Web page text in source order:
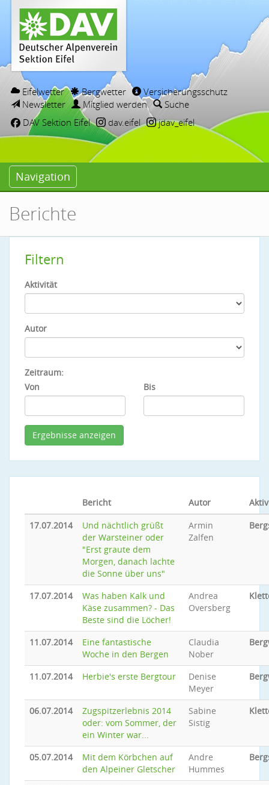
Eifelwetter Bergwetter
Versicherungsschutz
Newsletter
Mitglied werden
Suche
DAV Sektion Eifel
dav.eifel jdav_eifel
Navigation
Berichte
Filtern
Aktivität
Autor
Zeitraum:
Von
Bis
Bericht Autor
17.07.2014
Und nächtlich grüßt
der Warsteiner oder
"Erst graute dem
Morgen, danach lachte
die Sonne über uns"
Armin
Zalfen
17.07.2014
Was haben Kalk und
Käse zusammen? - Das
Beste sind die Löcher!
Andrea
Oversberg
11.07.2014
Eine fantastische
Woche in den Bergen
Claudia
Nober
11.07.2014 Herbie's erste Bergtour
Denise
Meyer
06.07.2014
Zugspitzerlebnis 2014
oder: vom Sommer, der
ein Winter war...
Sabine
Sistig
05.07.2014
Mit dem Körbchen auf
den Alpeiner Gletscher
Andre
Hummes